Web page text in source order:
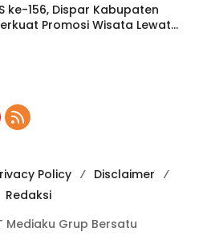
ke-156, Dispar Kabupaten
Promosi Wisata Lewat
Policy
Disclaimer
Redaksi
Mediaku Grup Bersatu